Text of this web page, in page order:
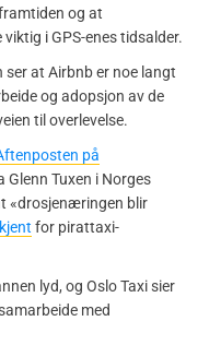
og at
i GPS-enes tidsalder.
at Airbnb er noe langt
og adopsjon av de
til overlevelse.
på
Glenn Tuxen i Norges
«drosjenæringen blir
for pirattaxi-
lyd, og Oslo Taxi sier
med